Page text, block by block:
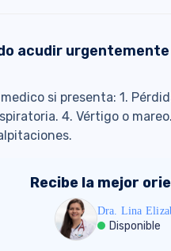
acudir
si presenta: 1.
4. Vértigo o
Recibe la mejor
Dra. Lina
Disponible